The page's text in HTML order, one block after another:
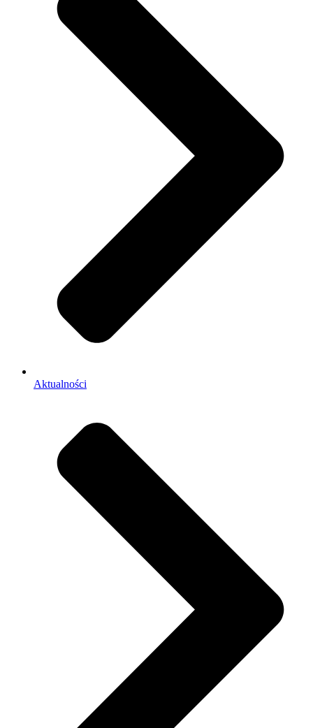
Aktualności